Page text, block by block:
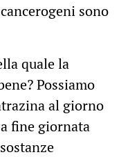
sono
quale la
Possiamo
al giorno
fine giornata